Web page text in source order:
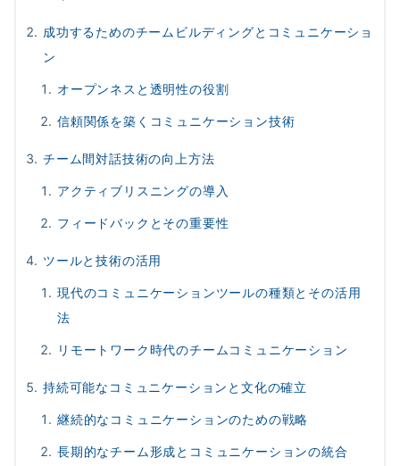
成功するためのチームビルディングとコミュニケーショ
ン
オープンネスと透明性の役割
信頼関係を築くコミュニケーション技術
チーム間対話技術の向上方法
アクティブリスニングの導入
フィードバックとその重要性
ツールと技術の活用
現代のコミュニケーションツールの種類とその活用
法
リモートワーク時代のチームコミュニケーション
持続可能なコミュニケーションと文化の確立
継続的なコミュニケーションのための戦略
長期的なチーム形成とコミュニケーションの統合